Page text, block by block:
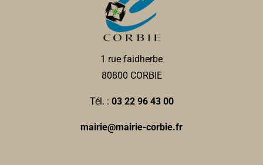
1 rue faidherbe
80800 CORBIE
Tél. : 03 22 96 43 00
mairie@mairie-corbie.fr